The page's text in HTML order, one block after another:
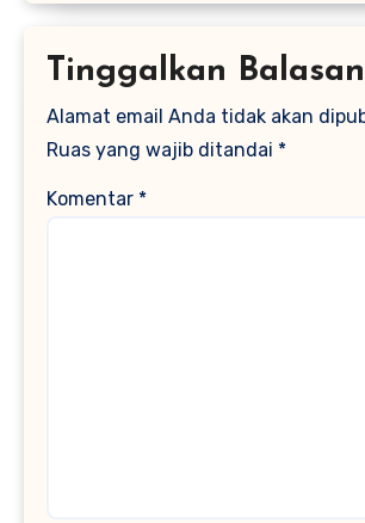
Tinggalkan Balasan
Alamat email Anda tidak akan
Ruas yang wajib ditandai *
Komentar *